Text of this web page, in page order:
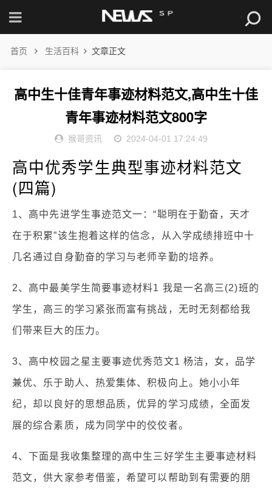
首页 生活百科 文章正文
高中生十佳青年事迹材料范文,高中生十佳
青年事迹材料范文800字
猴哥资讯 2024-04-01 17:24:49
高中优秀学生典型事迹材料范文
(四篇)
1、高中先进学生事迹范文一：“聪明在于勤奋，天才
在于积累”该生抱着这样的信念，从入学成绩排班中十
几名通过自身勤奋的学习与老师辛勤的培养。
2、高中最美学生简要事迹材料1 我是一名高三(2)班的
学生，高三的学习紧张而富有挑战，无时无刻都给我
们带来巨大的压力。
3、高中校园之星主要事迹优秀范文1 杨洁，女，品学
兼优、乐于助人、热爱集体、积极向上。她小小年
纪，却以良好的思想品质，优异的学习成绩，全面发
展的综合素质，成为同学中的佼佼者。
4、下面是我收集整理的高中生三好学生主要事迹材料
范文，供大家参考借鉴，希望可以帮助到有需要的朋